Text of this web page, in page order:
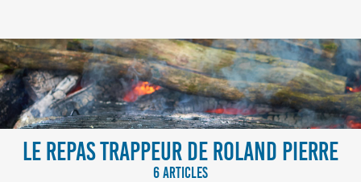
LE REPAS TRAPPEUR DE ROLAND PIERRE
6 ARTICLES